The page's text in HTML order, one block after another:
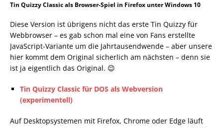
Tin Quizzy Classic als Browser-Spiel in Firefox unter Windows 10
Diese Version ist übrigens nicht das erste Tin Quizzy für
Webbrowser – es gab schon mal eine von Fans erstellte
JavaScript-Variante um die Jahrtausendwende – aber unsere
hier kommt dem Original sicherlich am nächsten – denn sie
ist ja eigentlich das Original. 😉
Tin Quizzy Classic für DOS als Webversion
(experimentell)
Auf Desktopsystemen mit Firefox, Chrome oder Edge läuft